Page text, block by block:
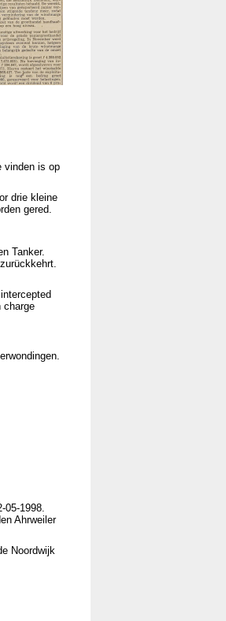
vinden is op
drie kleine
gered.
Tanker.
charge
05-1998.
Ahrweiler
Noordwijk